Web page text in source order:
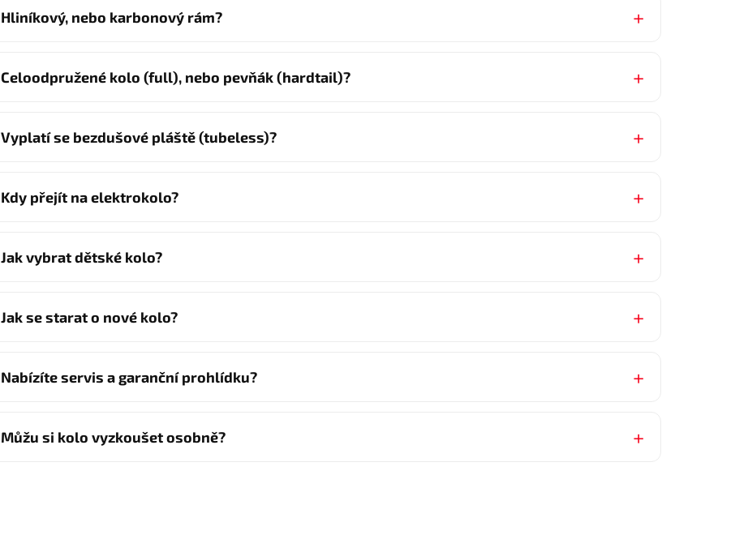
Hliníkový, nebo karbonový rám?
Celoodpružené kolo (full), nebo pevňák (hardtail)?
Vyplatí se bezdušové pláště (tubeless)?
Kdy přejít na elektrokolo?
Jak vybrat dětské kolo?
Jak se starat o nové kolo?
Nabízíte servis a garanční prohlídku?
Můžu si kolo vyzkoušet osobně?